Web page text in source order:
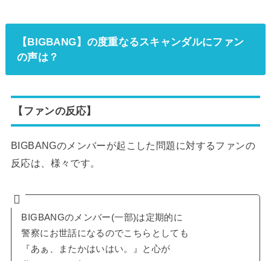
【BIGBANG】の度重なるスキャンダルにファン
の声は？
【ファンの反応】
BIGBANGのメンバーが起こした問題に対するファンの
反応は、様々です。
BIGBANGのメンバー(一部)は定期的に
警察にお世話になるのでこちらとしても
『あぁ、またかはいはい。』と心が